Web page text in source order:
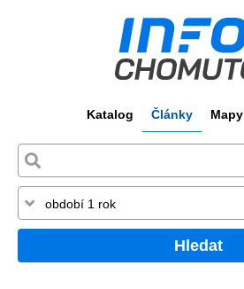
Katalog Články Mapy
Hledat